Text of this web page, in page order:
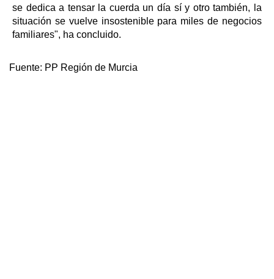
se dedica a tensar la cuerda un día sí y otro también, la
situación se vuelve insostenible para miles de negocios
familiares", ha concluido.
Fuente: PP Región de Murcia